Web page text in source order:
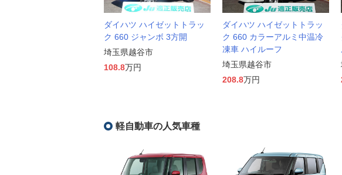
ダイハツ ハイゼットトラッ
ク 660 ジャンボ 3方開
埼玉県越谷市
108.8万円
ダイハツ ハイゼットトラッ
ク 660 カラーアルミ中温冷
凍車 ハイルーフ
埼玉県越谷市
208.8万円
軽自動車の人気車種